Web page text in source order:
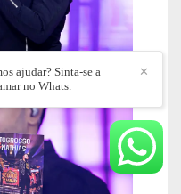
✕
ajudar? Sinta-se a
no Whats.